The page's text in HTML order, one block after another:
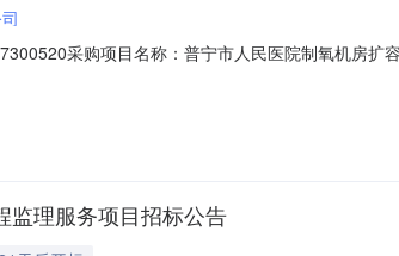
采购项目名称：普宁市人民医院制氧机房扩
咨询电话：0663-2222204监督举报：中选中介机
监理服务项目招标公告